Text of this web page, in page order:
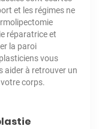
et les régimes ne
réparatrice et
la paroi
vous
aider à retrouver un
corps.